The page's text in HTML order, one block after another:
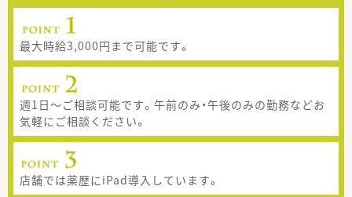
最大時給3,000円まで可能です。
週1日～ご相談可能です。午前のみ・午後のみの勤務などお
気軽にご相談ください。
店舗では薬歴にiPad導入しています。